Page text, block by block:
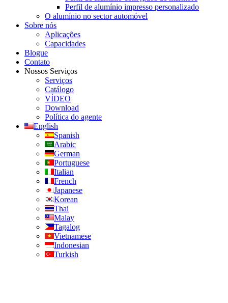
Perfil de alumínio impresso personalizado
O alumínio no sector automóvel
Sobre nós
Aplicações
Capacidades
Blogue
Contato
Nossos Serviços
Serviços
Catálogo
VÍDEO
Download
Política do agente
English
Spanish
Arabic
German
Portuguese
Italian
French
Japanese
Korean
Thai
Malay
Tagalog
Vietnamese
Indonesian
Turkish